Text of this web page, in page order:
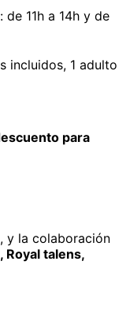
11h a 14h y de
incluidos, 1 adulto
para
, y la colaboración
Royal talens,